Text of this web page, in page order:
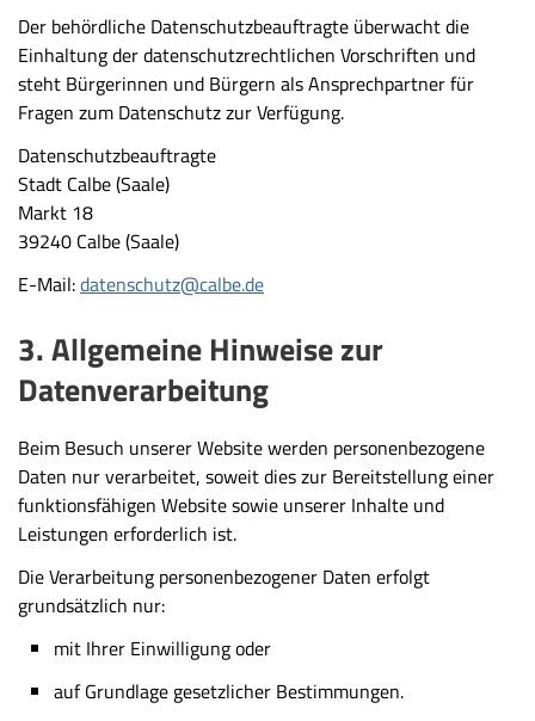
Der behördliche Datenschutzbeauftragte überwacht die
Einhaltung der datenschutzrechtlichen Vorschriften und
steht Bürgerinnen und Bürgern als Ansprechpartner für
Fragen zum Datenschutz zur Verfügung.
Datenschutzbeauftragte
Stadt Calbe (Saale)
Markt 18
39240 Calbe (Saale)
E-Mail:datenschutz@calbe.de
3. Allgemeine Hinweise zur
Datenverarbeitung
Beim Besuch unserer Website werden personenbezogene
Daten nur verarbeitet, soweit dies zur Bereitstellung einer
funktionsfähigen Website sowie unserer Inhalte und
Leistungen erforderlich ist.
Die Verarbeitung personenbezogener Daten erfolgt
grundsätzlich nur:
mit Ihrer Einwilligung oder
auf Grundlage gesetzlicher Bestimmungen.